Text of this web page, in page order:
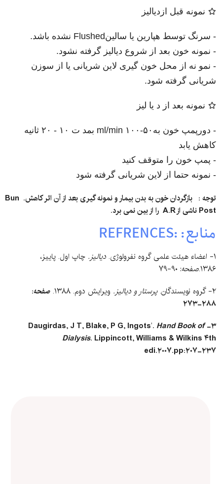
نمونه قبل ازدیالیز
- سرنگ توسط هپارین یا سالینFlushed نشده باشد.
- نمونه خون بعد از شروع دیالیز گرفته نشود.
- نمو نه از محل خون گیری لاین شریانی یا از سوزن
شریانی گرفته شود.
نمونه بعد از د یا لیز
- دورپمپ خون به۵۰-۱۰۰ ml/min بمد ت ۱۰ - ۲۰ ثانیه
کاهش یابد
- پمپ خون را متوقف کنید
- نمونه حتما از لاین شریانی گرفته شود
توجه : بازگردان خون به بدن بیمار و نمونه گیری بعد از آن اثر کاهش.
Post ناشی ازA.R را از بین نمی برد.
منابع: :REFRENCES
۱- اعضاء هیئت علمی گروه نفرولوژی. دیالیز. چاپ اول. پاییز،
۱۳۸۶.صفحه: ۹۰-۷۹
۲- گروه نویسندگان.
پرستار و دیالیز. ویرایش دوم. ۱۳۸۸.
صفحه:
۲۸۸-۲۷۳
۳-
Daugirdas, J T, Blake, P G, Ingots’. Hand Book of
Dialysis. Lippincott, Williams & Wilkins ۴th
edi.۲۰۰۷.pp:۲۰۷-۲۳۷